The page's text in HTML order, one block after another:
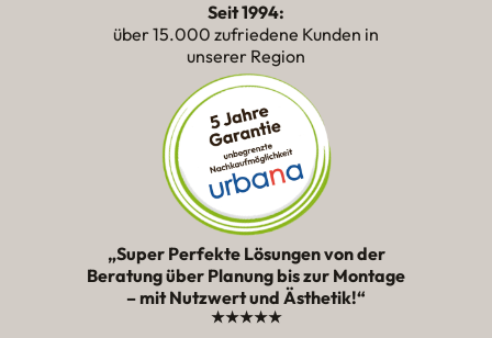
Seit 1994:
über 15.000 zufriedene Kunden in
unserer Region
„Super Perfekte Lösungen von der
Beratung über Planung bis zur Montage
– mit Nutzwert und Ästhetik!“
★★★★★